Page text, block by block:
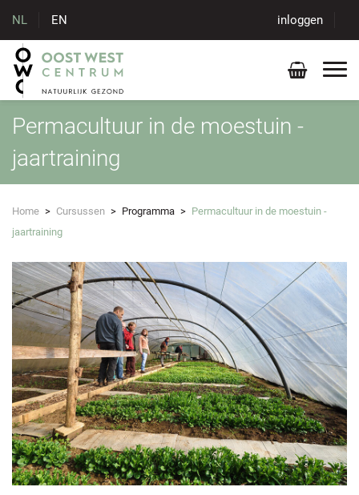
NL EN inloggen
Permacultuur in de moestuin -
jaartraining
Home > Cursussen > Programma > Permacultuur in de moestuin -
jaartraining